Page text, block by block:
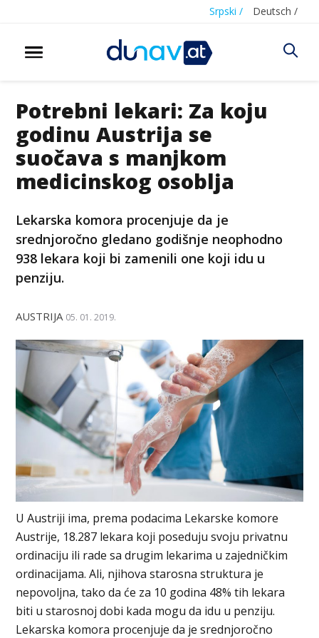
Srpski / Deutsch /
Potrebni lekari: Za koju
godinu Austrija se
suočava s manjkom
medicinskog osoblja
Lekarska komora procenjuje da je
srednjoročno gledano godišnje neophodno
938 lekara koji bi zamenili one koji idu u
penziju.
AUSTRIJA 05. 01. 2019.
U Austriji ima, prema podacima Lekarske komore
Austrije, 18.287 lekara koji poseduju svoju privatnu
ordinaciju ili rade sa drugim lekarima u zajedničkim
ordinacijama. Ali, njihova starosna struktura je
nepovoljna, tako da će za 10 godina 48% tih lekara
biti u starosnoj dobi kada mogu da idu u penziju.
Lekarska komora procenjuje da je srednjoročno